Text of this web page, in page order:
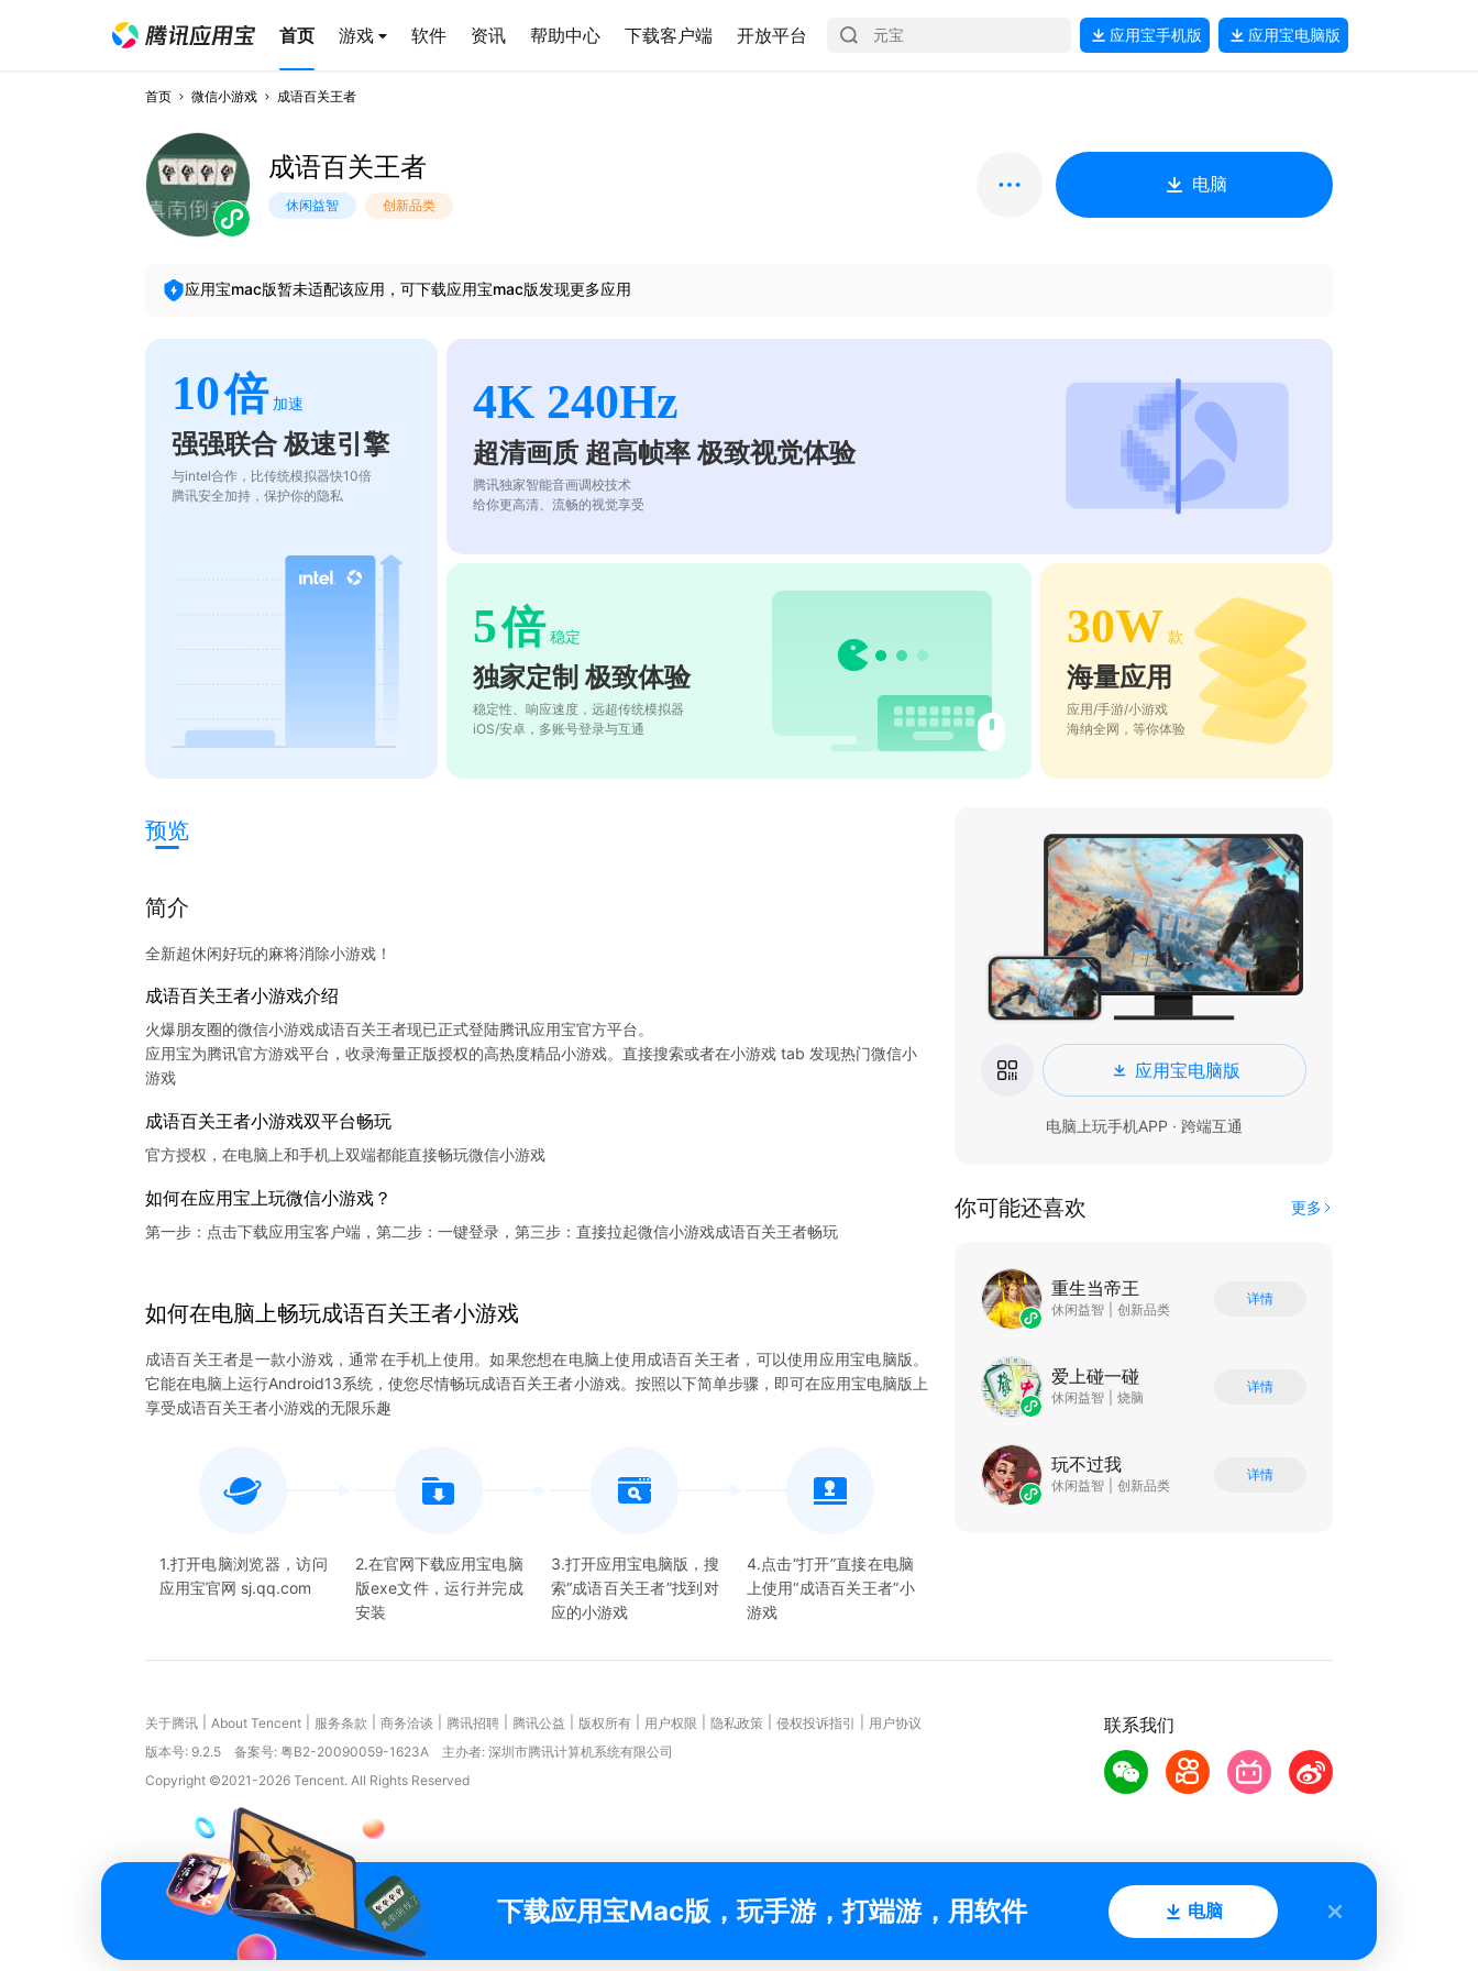
首页 游戏 软件 资讯 帮助中心 下载客户端 开放平台 应用宝手机版 应用宝电脑版
首页 微信小游戏 成语百关王者
成语百关王者
休闲益智 创新品类
电脑
应用宝mac版暂未适配该应用，可下载应用宝mac版发现更多应用
10倍 加速
强强联合 极速引擎
与intel合作，比传统模拟器快10倍
腾讯安全加持，保护你的隐私
4K 240Hz
超清画质 超高帧率 极致视觉体验
腾讯独家智能音画调校技术
给你更高清、流畅的视觉享受
5倍 稳定
独家定制 极致体验
稳定性、响应速度，远超传统模拟器
iOS/安卓，多账号登录与互通
30W 款
海量应用
应用/手游/小游戏
海纳全网，等你体验
预览
简介
全新超休闲好玩的麻将消除小游戏！
成语百关王者小游戏介绍
火爆朋友圈的微信小游戏成语百关王者现已正式登陆腾讯应用宝官方平台。
应用宝为腾讯官方游戏平台，收录海量正版授权的高热度精品小游戏。直接搜索或者在小游戏 tab 发现热门微信小
成语百关王者小游戏双平台畅玩
官方授权，在电脑上和手机上双端都能直接畅玩微信小游戏
如何在应用宝上玩微信小游戏？
第一步：点击下载应用宝客户端，第二步：一键登录，第三步：直接拉起微信小游戏成语百关王者畅玩
如何在电脑上畅玩成语百关王者小游戏
成语百关王者是一款小游戏，通常在手机上使用。如果您想在电脑上使用成语百关王者，可以使用应用宝电脑版。
它能在电脑上运行Android13系统，使您尽情畅玩成语百关王者小游戏。按照以下简单步骤，即可在应用宝电脑版上
享受成语百关王者小游戏的无限乐趣
1.打开电脑浏览器，访问
应用宝官网 sj.qq.com
2.在官网下载应用宝电脑
版exe文件，运行并完成
安装
3.打开应用宝电脑版，搜
索“成语百关王者”找到对
应的小游戏
4.点击“打开”直接在电脑
上使用“成语百关王者”小
游戏
应用宝电脑版
电脑上玩手机APP · 跨端互通
你可能还喜欢 更多
重生当帝王
休闲益智 创新品类
详情
爱上碰一碰
休闲益智 烧脑
详情
玩不过我
休闲益智 创新品类
详情
联系我们
关于腾讯 About Tencent 服务条款 商务洽谈 腾讯招聘 腾讯公益 版权所有 用户权限 隐私政策 侵权投诉指引
用户协议
版本号: 9.2.5 备案号: 粤B2-20090059-1623A
主办者: 深圳市腾讯计算机系统有限公司
Copyright ©2021-2026 Tencent. All Rights Reserved
下载应用宝Mac版，玩手游，打端游，用软件 电脑